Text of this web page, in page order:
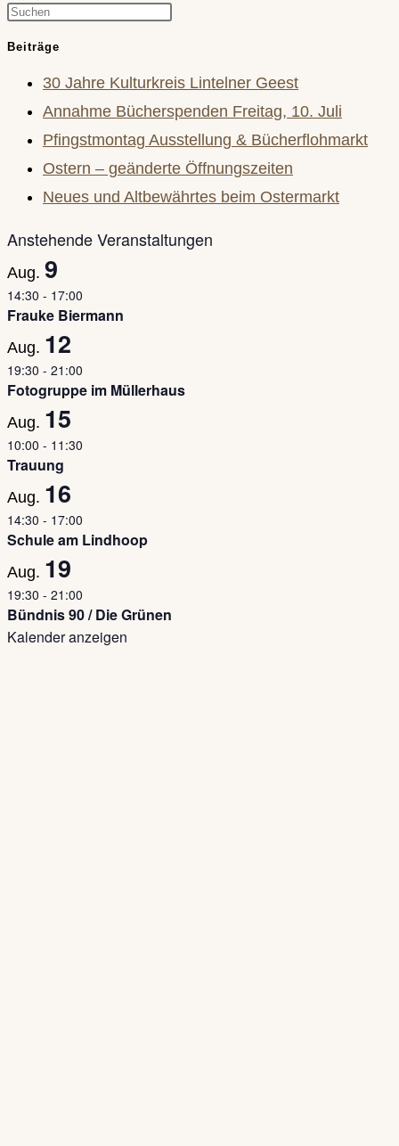
Press
close
the
search
panel.
Beiträge
30 Jahre Kulturkreis Lintelner Geest
Annahme Bücherspenden Freitag, 10. Juli
Pfingstmontag Ausstellung & Bücherflohmarkt
Ostern – geänderte Öffnungszeiten
Neues und Altbewährtes beim Ostermarkt
Anstehende Veranstaltungen
Aug. 9
14:30 - 17:00
Frauke Biermann
Aug. 12
19:30 - 21:00
Fotogruppe im Müllerhaus
Aug. 15
10:00 - 11:30
Trauung
Aug. 16
14:30 - 17:00
Schule am Lindhoop
Aug. 19
19:30 - 21:00
Bündnis 90 / Die Grünen
Kalender anzeigen